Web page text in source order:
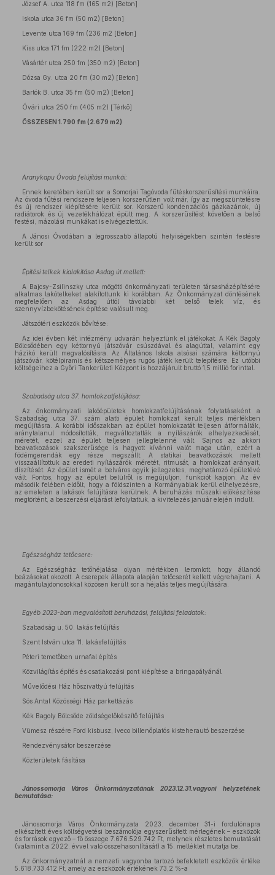
József A. utca 118 fm (165 m2) [Beton]
Iskola utca 36 fm (50 m2) [Beton]
Levente utca 169 fm (236 m2 [Beton]
Kiss utca 171 fm (222 m2) [Beton]
Vásártér utca 250 fm (350 m2) [Beton]
Dózsa Gy. utca 20 fm (30 m2) [Beton]
Bartók B. utca 35 fm (50 m2) [Beton]
Óvári utca 250 fm (405 m2) [Térkő]
ÖSSZESEN 1.790 fm (2.679 m2)
Aranykapu Óvoda felújítási munkái:
Ennek keretében került sor a Somorjai Tagóvoda fűtéskorszerűsítési munkáira.
Az óvoda fűtési rendszere teljesen korszerűtlen volt már, így az megszüntetésre
és új rendszer kiépítésére került sor. Korszerű kondenzációs gázkazánok, új
radiátorok és új vezetékhálózat épült meg. A korszerűsítést követően a belső
festési, mázolási munkákat is elvégeztettük.
A Jánosi Óvodában a legrosszabb állapotú helyiségekben szintén festésre
került sor
Építési telkek kialakítása Asdag út mellett:
A Bajcsy-Zsilinszky utca mögötti önkormányzati területen társasházépítésére
alkalmas lakótelkeket alakítottunk ki korábban. Az Önkormányzat döntésének
megfelelően az Asdag úttól távolabbi két belső telek víz, és
szennyvízbekötésének építése valósult meg.
Játszótéri eszközök bővítése:
Az idei évben két intézmény udvarán helyeztünk el játékokat. A Kék Bagoly
Bölcsődében egy kéttornyú játszóvár csúszdával és alagúttal, valamint egy
házikó került megvalósításra. Az Általános Iskola alsósai számára kéttornyú
játszóvár, kötélpiramis és kétszemélyes rugós játék került telepítésre. Ez utóbbi
költségeihez a Győri Tankerületi Központ is hozzájárult bruttó 1,5 millió forinttal.
Szabadság utca 37. homlokzatfelújítása:
Az önkormányzati lakóépületek homlokzatfelújításának folytatásaként a
Szabadság utca 37. szám alatti épület homlokzat került teljes mértékben
megújításra. A korábbi időszakban az épület homlokzatát teljesen átformálták,
aránytalanul módosították, megváltoztatták a nyílászárók elhelyezkedését,
méretét, ezzel az épület teljesen jellegtelenné vált. Sajnos az akkori
beavatkozások szakszerűsége is hagyott kívánni valót maga után, ezért a
födémgerendák egy része megszállt. A statikai beavatkozások mellett
visszaállítottuk az eredeti nyílászárók méretét, ritmusát, a homlokzat arányait,
díszítését. Az épület ismét a belváros egyik jellegzetes, meghatározó épületévé
vált. Fontos, hogy az épület belülről is megújuljon, funkciót kapjon. Az év
második felében eldőlt, hogy a földszinten a Kormányablak kerül elhelyezésre,
az emeleten a lakások felújításra kerülnek. A beruházás műszaki előkészítése
megtörtént, a beszerzési eljárást lefolytattuk, a kivitelezés január elején indult.
Egészségház tetőcsere:
Az Egészségház tetőhéjalása olyan mértékben leromlott, hogy állandó
beázásokat okozott. A cserepek állapota alapján tetőcserét kellett végrehajtani. A
magántulajdonosokkal közösen került sor a héjalás teljes megújítására.
Egyéb 2023-ban megvalósított beruházási, felújítási feladatok:
Szabadság u. 50. lakás felújítás
Szent István utca 11. lakásfelújítás
Péteri temetőben urnafal építés
Közvilágítás építés és csatlakozási pont kiépítése a bringapályánál
Művelődési Ház hőszivattyú felújítás
Sós Antal Közösségi Ház parkettázás
Kék Bagoly Bölcsőde zöldségelőkészítő felújítás
Vümesz részére Ford kisbusz, Iveco billenőplatós kisteherautó beszerzése
Rendezvénysátor beszerzése
Közterületek fásítása
Jánossomorja Város Önkormányzatának 2023.12.31.vagyoni helyzetének
bemutatása:
Jánossomorja Város Önkormányzata 2023. december 31-i fordulónapra
elkészített éves költségvetési beszámolója egyszerűsített mérlegének – eszközök
és források egyező – fő összege 7.676.529.742 Ft, melynek részletes bemutatását
(valamint a 2022. évvel való összehasonlítását) a 15. melléklet mutatja be.
Az önkormányzatnál a nemzeti vagyonba tartozó befektetett eszközök értéke
5.618.733.412 Ft, amely az eszközök értékének 73,2 %-a